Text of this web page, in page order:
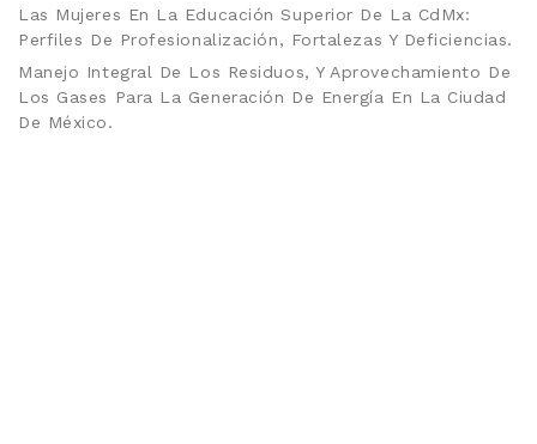
Las Mujeres En La Educación Superior De La CdMx:
Perfiles De Profesionalización, Fortalezas Y Deficiencias.
Manejo Integral De Los Residuos, Y Aprovechamiento De
Los Gases Para La Generación De Energía En La Ciudad
De México.